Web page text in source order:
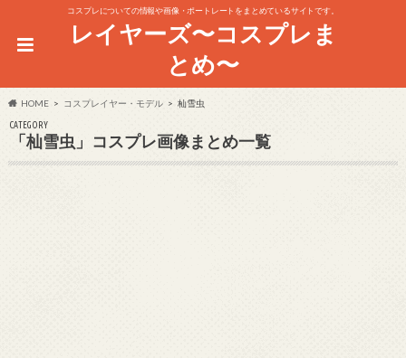
コスプレについての情報や画像・ポートレートをまとめているサイトです。
レイヤーズ〜コスプレま
とめ〜
HOME コスプレイヤー・モデル 杣雪虫
CATEGORY
「杣雪虫」コスプレ画像まとめ一覧